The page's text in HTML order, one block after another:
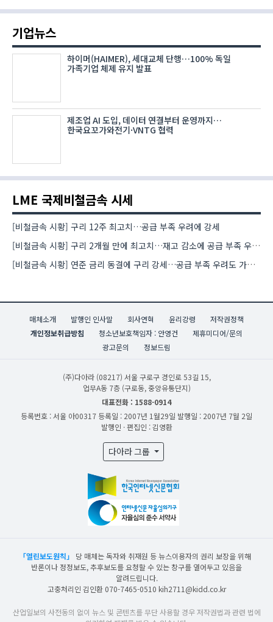
기업뉴스
하이머(HAIMER), 세대교체 단행…100% 독일
가족기업 체제 유지 발표
제조업 AI 도입, 데이터 연결부터 운영까지…
한국요꼬가와전기·VNTG 협력
LME 국제비철금속 시세
[비철금속 시황] 구리 12주 최고치…공급 부족 우려에 강세
[비철금속 시황] 구리 2개월 만에 최고치…재고 감소에 공급 부족 우려 확대
[비철금속 시황] 연준 금리 동결에 구리 강세…공급 부족 우려도 가격 지지
매체소개 발행인 인사말 회사연혁 윤리강령
저작권정책
개인정보취급방침
청소년보호책임자 : 안영건
제휴미디어/문의
광고문의
정보드림
(주)다아라 (08217) 서울 구로구 경인로 53길 15,
업무A동 7층 (구로동, 중앙유통단지)
대표전화 : 1588-0914
등록번호 : 서울 아00317 등록일 : 2007년 1월29일 발행일 : 2007년 7월 2일
발행인 · 편집인 : 김영환
다아라 그룹
「열린보도원칙」
당 매체는 독자와 취재원 등 뉴스이용자의 권리 보장을 위해
반론이나 정정보도, 추후보도를 요청할 수 있는 창구를 열어두고 있음을
알려드립니다.
고충처리인 김인환 070-7465-0510 kih2711@kidd.co.kr
산업일보의 사전동의 없이 뉴스 및 콘텐츠를 무단 사용할 경우 저작권법과 관련 법에